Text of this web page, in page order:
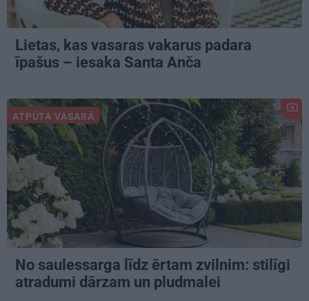
Lietas, kas vasaras vakarus padara
īpašus – iesaka Santa Anča
ATPŪTA VASARĀ
No saulessarga līdz ērtam zvilnim: stilīgi
atradumi dārzam un pludmalei